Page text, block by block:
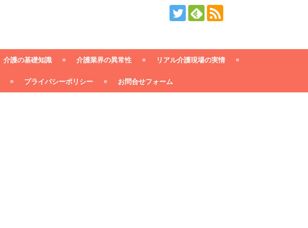
介護の基礎知識 介護業界の異常性 リアル介護現場の実情
プライバシーポリシー お問合せフォーム